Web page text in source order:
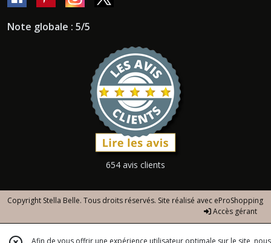
Note globale : 5/5
654 avis clients
Copyright Stella Belle. Tous droits réservés. Site réalisé avec eProShopping
Accès gérant
Afin de vous offrir une expérience utilisateur optimale sur le site, nous